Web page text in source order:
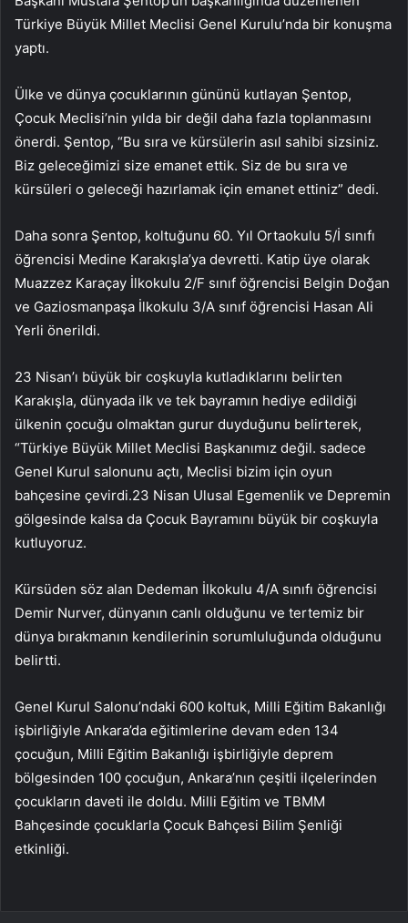
Türkiye Büyük Millet Meclisi Genel Kurulu’nda bir konuşma
yaptı.
Ülke ve dünya çocuklarının gününü kutlayan Şentop,
Çocuk Meclisi’nin yılda bir değil daha fazla toplanmasını
önerdi. Şentop, “Bu sıra ve kürsülerin asıl sahibi sizsiniz.
Biz geleceğimizi size emanet ettik. Siz de bu sıra ve
kürsüleri o geleceği hazırlamak için emanet ettiniz” dedi.
Daha sonra Şentop, koltuğunu 60. Yıl Ortaokulu 5/İ sınıfı
öğrencisi Medine Karakışla’ya devretti. Katip üye olarak
Muazzez Karaçay İlkokulu 2/F sınıf öğrencisi Belgin Doğan
ve Gaziosmanpaşa İlkokulu 3/A sınıf öğrencisi Hasan Ali
Yerli önerildi.
23 Nisan’ı büyük bir coşkuyla kutladıklarını belirten
Karakışla, dünyada ilk ve tek bayramın hediye edildiği
ülkenin çocuğu olmaktan gurur duyduğunu belirterek,
“Türkiye Büyük Millet Meclisi Başkanımız değil. sadece
Genel Kurul salonunu açtı, Meclisi bizim için oyun
bahçesine çevirdi.23 Nisan Ulusal Egemenlik ve Depremin
gölgesinde kalsa da Çocuk Bayramını büyük bir coşkuyla
kutluyoruz.
Kürsüden söz alan Dedeman İlkokulu 4/A sınıfı öğrencisi
Demir Nurver, dünyanın canlı olduğunu ve tertemiz bir
dünya bırakmanın kendilerinin sorumluluğunda olduğunu
belirtti.
Genel Kurul Salonu’ndaki 600 koltuk, Milli Eğitim Bakanlığı
işbirliğiyle Ankara’da eğitimlerine devam eden 134
çocuğun, Milli Eğitim Bakanlığı işbirliğiyle deprem
bölgesinden 100 çocuğun, Ankara’nın çeşitli ilçelerinden
çocukların daveti ile doldu. Milli Eğitim ve TBMM
Bahçesinde çocuklarla Çocuk Bahçesi Bilim Şenliği
etkinliği.